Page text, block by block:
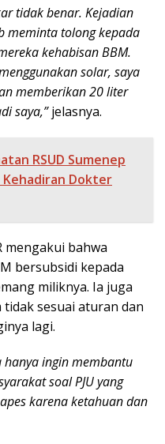
tidak benar. Kejadian
meminta tolong kepada
kehabisan BBM.
solar, saya
memberikan 20 liter
saya,”jelasnya.
RSUD Sumenep
Kehadiran Dokter
mengakui bahwa
bersubsidi kepada
miliknya. Ia juga
sesuai aturan dan
lagi.
hanya ingin membantu
soal PJU yang
karena ketahuan dan